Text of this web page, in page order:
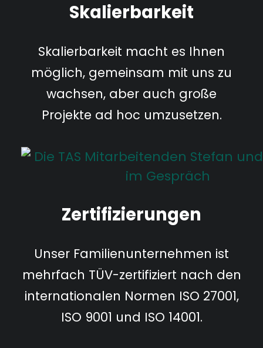
Skalierbarkeit
Skalierbarkeit macht es Ihnen
möglich, gemeinsam mit uns zu
wachsen, aber auch große
Projekte ad hoc umzusetzen.​
Zertifizierungen
Unser Familienunternehmen ist
mehrfach TÜV-zertifiziert nach den
internationalen Normen ISO 27001,
ISO 9001 und ISO 14001.